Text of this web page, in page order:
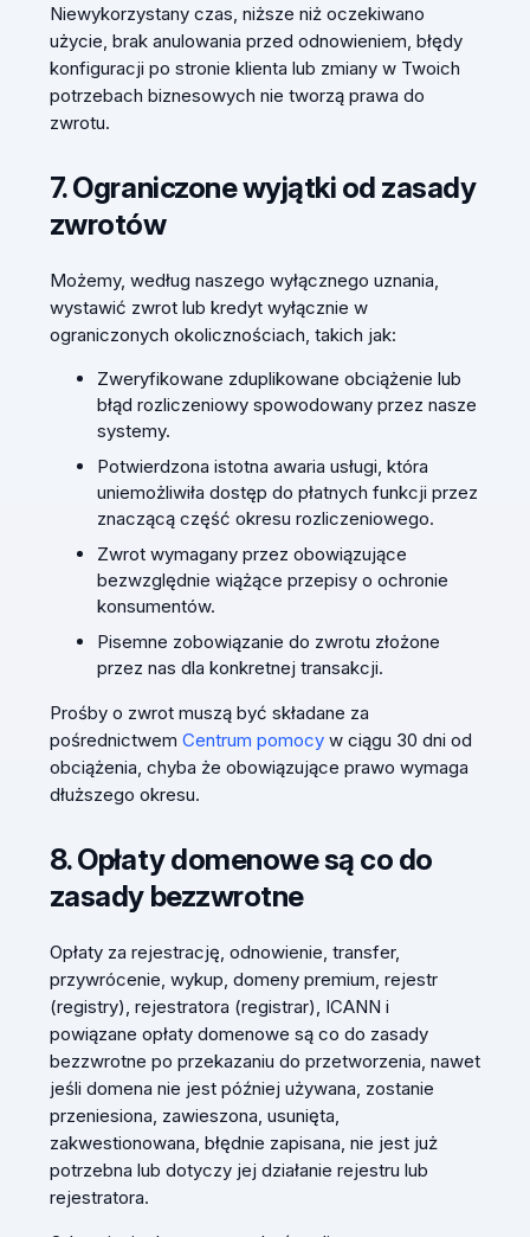
Niewykorzystany czas, niższe niż oczekiwano
użycie, brak anulowania przed odnowieniem, błędy
konfiguracji po stronie klienta lub zmiany w Twoich
potrzebach biznesowych nie tworzą prawa do
zwrotu.
7. Ograniczone wyjątki od zasady
zwrotów
Możemy, według naszego wyłącznego uznania,
wystawić zwrot lub kredyt wyłącznie w
ograniczonych okolicznościach, takich jak:
Zweryfikowane zduplikowane obciążenie lub
błąd rozliczeniowy spowodowany przez nasze
systemy.
Potwierdzona istotna awaria usługi, która
uniemożliwiła dostęp do płatnych funkcji przez
znaczącą część okresu rozliczeniowego.
Zwrot wymagany przez obowiązujące
bezwzględnie wiążące przepisy o ochronie
konsumentów.
Pisemne zobowiązanie do zwrotu złożone
przez nas dla konkretnej transakcji.
Prośby o zwrot muszą być składane za
pośrednictwem Centrum pomocyw ciągu 30 dni od
obciążenia, chyba że obowiązujące prawo wymaga
dłuższego okresu.
8. Opłaty domenowe są co do
zasady bezzwrotne
Opłaty za rejestrację, odnowienie, transfer,
przywrócenie, wykup, domeny premium, rejestr
(registry), rejestratora (registrar), ICANN i
powiązane opłaty domenowe są co do zasady
bezzwrotne po przekazaniu do przetworzenia, nawet
jeśli domena nie jest później używana, zostanie
przeniesiona, zawieszona, usunięta,
zakwestionowana, błędnie zapisana, nie jest już
potrzebna lub dotyczy jej działanie rejestru lub
rejestratora.